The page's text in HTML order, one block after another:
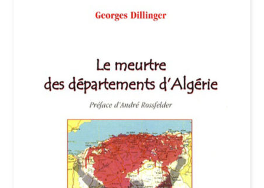
Livres de Peter Randa
Newsletter
Politique de confidentialité et cookies
Qui sommes-nous ?